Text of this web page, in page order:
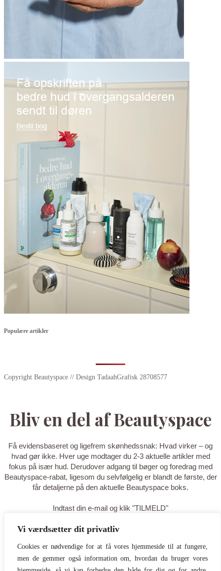
Vi værdsætter dit privatliv
Cookies er nødvendige for at få vores hjemmeside til at fungere,
men de gemmer også information om, hvordan du bruger vores
Populære artikler
Copyright Beautyspace // Design TadaahGrafisk 28708577
Bliv en del af Beautyspace
Få evidensbaseret og ligefrem skønhedssnak: Hvad virker – og
hvad gør ikke. Hver uge modtager du 2-3 aktuelle artikler med
fokus på især hud. Derudover adgang til bøger og foredrag med
Beautyspace-rabat, ligesom du selvfølgelig er blandt de første, der
får detaljerne på den aktuelle Beautyspace boks.
Indtast din e-mail og klik "TILMELD"
TILMELD